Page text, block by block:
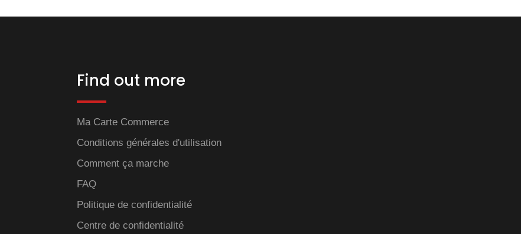
Find out more
Ma Carte Commerce
Conditions générales d'utilisation
Comment ça marche
FAQ
Politique de confidentialité
Centre de confidentialité